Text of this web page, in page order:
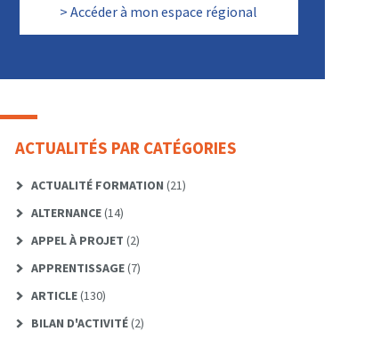
> Accéder à mon espace régional
ACTUALITÉS PAR CATÉGORIES
ACTUALITÉ FORMATION (21)
ALTERNANCE(14)
APPEL À PROJET (2)
APPRENTISSAGE(7)
ARTICLE(130)
BILAN D'ACTIVITÉ(2)